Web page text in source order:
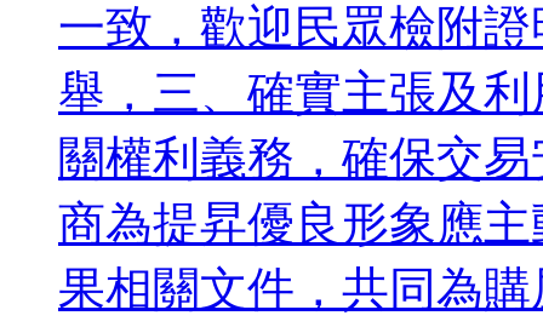
一致，歡迎民眾檢附
舉，三、確實主張及
關權利義務，確保交
商為提昇優良形象應
果相關文件，共同為